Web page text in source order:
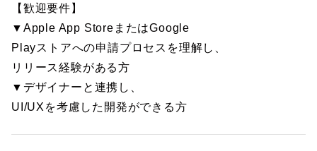
【歓迎要件】
▼Apple App StoreまたはGoogle
Playストアへの申請プロセスを理解し、
リリース経験がある方
▼デザイナーと連携し、
UI/UXを考慮した開発ができる方